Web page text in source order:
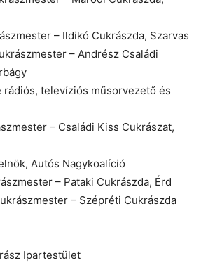
– Ildikó Cukrászda, Szarvas
– Andrész Családi
rádiós, televíziós műsorvezető és
– Családi Kiss Cukrászat,
Autós Nagykoalíció
– Pataki Cukrászda, Érd
– Szépréti Cukrászda
Ipartestület